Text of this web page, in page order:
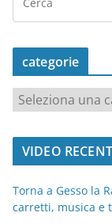
categorie
a
t
o
r
VIDEO
Torna a Gesso la
carretti, musica e